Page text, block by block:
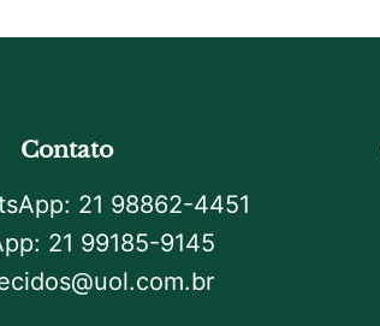
Contato
21 98862-4451
21 99185-9145